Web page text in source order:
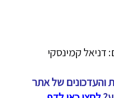
דניאל קמינסקי
והעדכונים של אתר